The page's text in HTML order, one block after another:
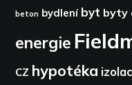
beton bydlení byt byty
energie
CZ hypotéka